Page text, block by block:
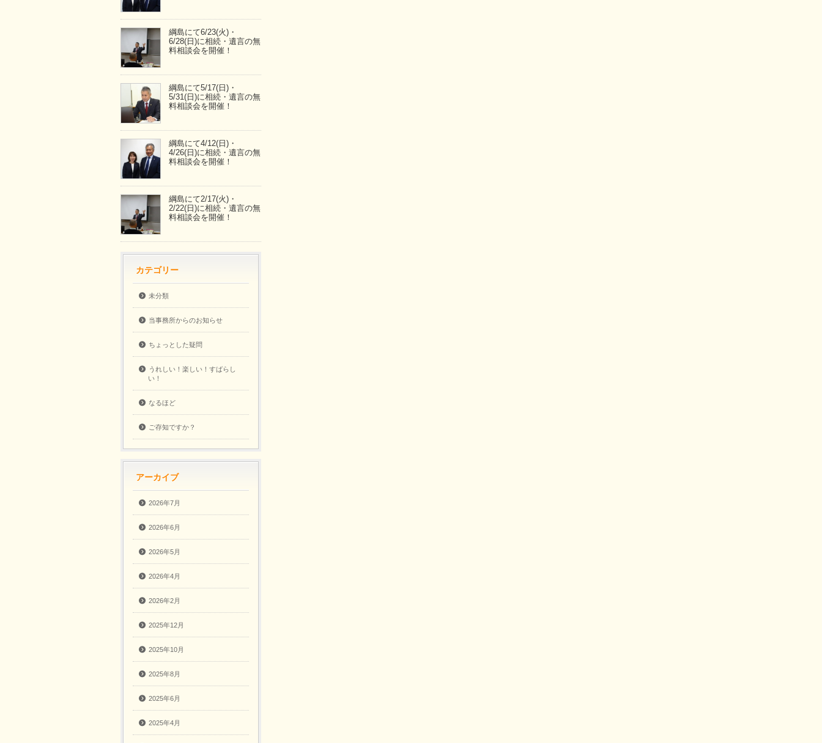
綱島にて6/23(火)・
6/28(日)に相続・遺言の無
料相談会を開催！
綱島にて5/17(日)・
5/31(日)に相続・遺言の無
料相談会を開催！
綱島にて4/12(日)・
4/26(日)に相続・遺言の無
料相談会を開催！
綱島にて2/17(火)・
2/22(日)に相続・遺言の無
料相談会を開催！
カテゴリー
未分類
当事務所からのお知らせ
ちょっとした疑問
うれしい！楽しい！すばらし
い！
なるほど
ご存知ですか？
アーカイブ
2026年7月
2026年6月
2026年5月
2026年4月
2026年2月
2025年12月
2025年10月
2025年8月
2025年6月
2025年4月